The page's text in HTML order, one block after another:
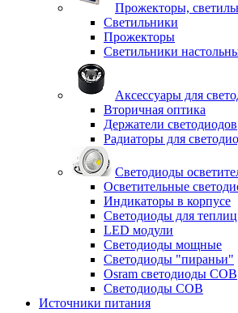
Прожекторы,
Светильники
Прожекторы
Светильники
Аксессуары для
Вторичная оптика
Держатели светодиодов
Радиаторы для
Светодиоды
Осветительные
Индикаторы в корпусе
Светодиоды для теплиц
LED модули
Светодиоды мощные
Светодиоды "пираньи"
Osram светодиоды COB
Светодиоды COB
Источники питания